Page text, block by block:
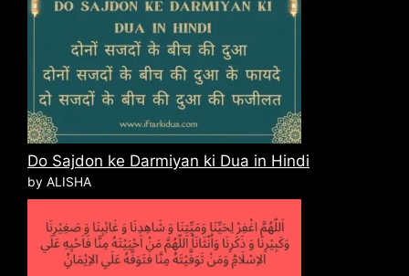
Do Sajdon ke Darmiyan ki Dua in Hindi
by ALISHA